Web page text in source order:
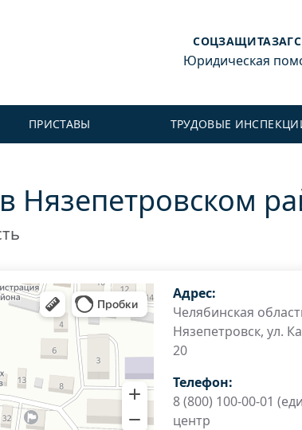
СОЦЗАЩИТАЗАГС
Юридическая
ПРИСТАВЫ ТРУДОВЫЕ
Нязепетровском
Адрес:
Челябинская
Нязепетровск, ул.
20
Телефон:
8 (800) 100-00-01
центр